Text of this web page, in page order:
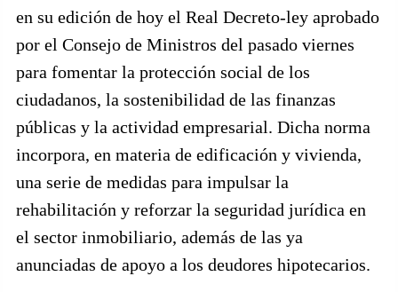
en su edición de hoy el Real Decreto-ley aprobado
por el Consejo de Ministros del pasado viernes
para fomentar la protección social de los
ciudadanos, la sostenibilidad de las finanzas
públicas y la actividad empresarial. Dicha norma
incorpora, en materia de edificación y vivienda,
una serie de medidas para impulsar la
rehabilitación y reforzar la seguridad jurídica en
el sector inmobiliario, además de las ya
anunciadas de apoyo a los deudores hipotecarios.